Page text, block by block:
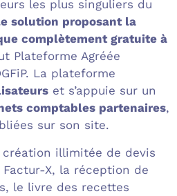
les plus singuliers du
solution proposant la
complètement gratuite à
Plateforme Agréée
La plateforme
et s’appuie sur un
comptables partenaires,
sur son site.
illimitée de devis
X, la réception de
le livre des recettes